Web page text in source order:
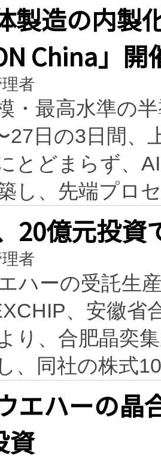
製造の内製
China」開
者
・最高水準の
27日の3日間、
とどまらず、
し、先端プロ
20億元投
者
ハーの受託生
、安徽省
り、合肥晶奕
、同社の株式
エハーの
資